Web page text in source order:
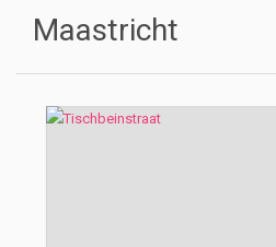
Maastricht